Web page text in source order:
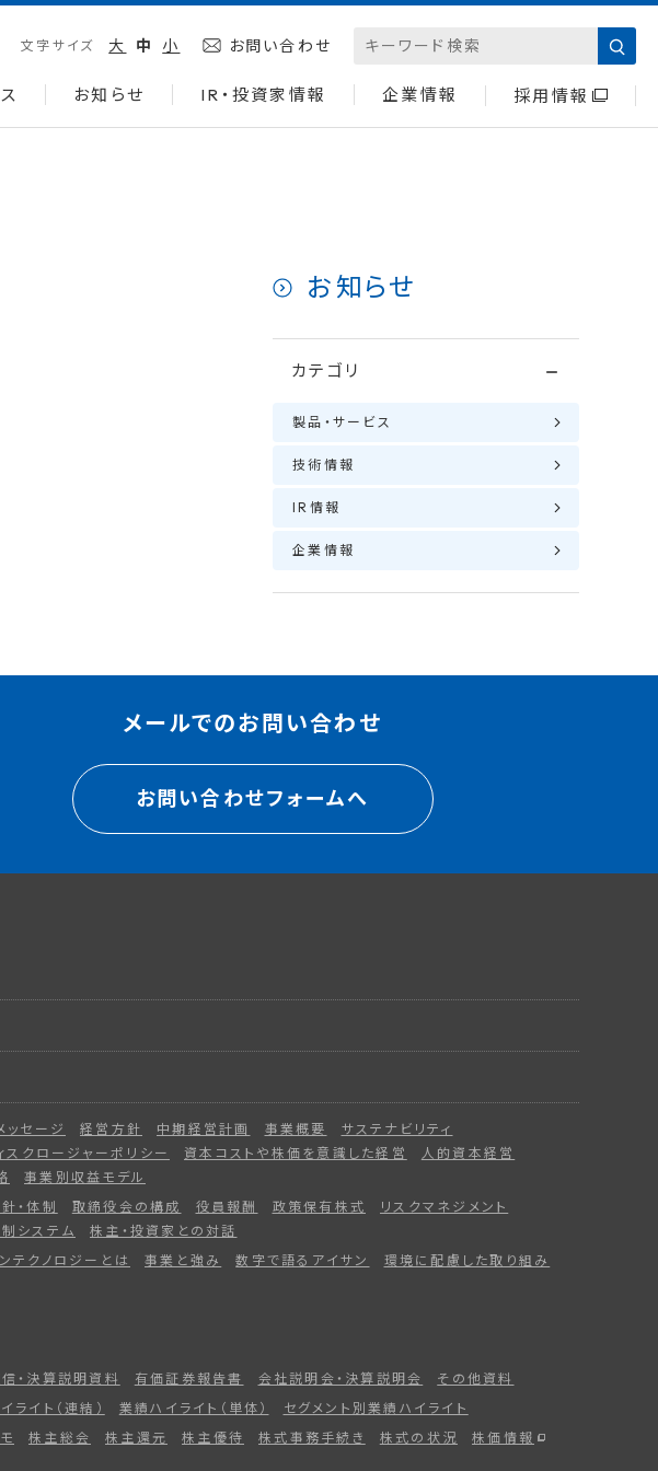
文字サイズ 大 中 小 お問い合わせ
お知らせ IR・投資家情報 企業情報 採用情報
お知らせ
カテゴリ
製品・サービス
技術情報
IR情報
企業情報
メールでのお問い合わせ
お問い合わせフォームへ
ッセージ 経営方針 中期経営計画 事業概要
サステナビリティ
スクロージャーポリシー
資本コストや株価を意識した経営
人的資本経営
事業別収益モデル
・体制 取締役会の構成 役員報酬 政策保有株式
リスクマネジメント
システム
株主・投資家との対話
テクノロジーとは 事業と強み 数字で語るアイサン
環境に配慮した取り組み
・決算説明資料 有価証券報告書 会社説明会・決算説明会
その他資料
ライト（連結） 業績ハイライト（単体）
セグメント別業績ハイライト
株主総会 株主還元 株主優待 株式事務手続き 株式の状況
株価情報